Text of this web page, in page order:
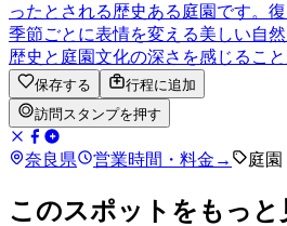
ったとされる歴史ある庭園です。
季節ごとに表情を変える美しい自
歴史と庭園文化の深さを感じること
保存する
行程に追加
訪問スタンプを押す
奈良県 営業時間・料金 → 庭園
このスポットをもっと